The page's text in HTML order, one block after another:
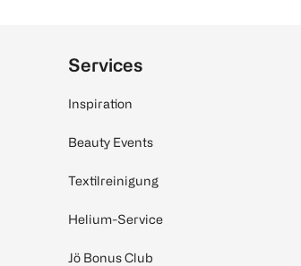
Services
Inspiration
Beauty Events
Textilreinigung
Helium-Service
Jö Bonus Club